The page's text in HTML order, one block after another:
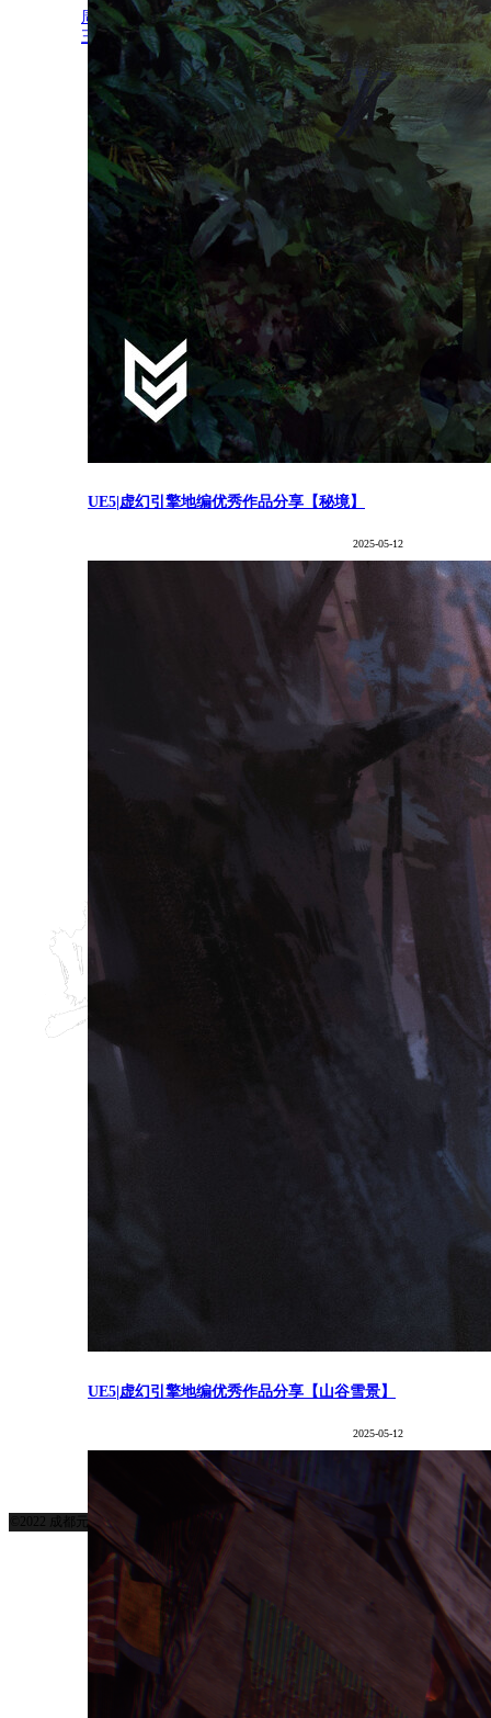
UE5|虚幻引擎地编优秀作品分享【秘境】
2025-05-12
UE5|虚幻引擎地编优秀作品分享【山谷雪景】
2025-05-12
周五密报丨996打工人穿越到乙游！咸鱼女
王和疯批恶魔的相互拉扯！
©2022 成都元气蛙动漫科技有限公司蜀ICP备2021019681号 电话号码:18782298246